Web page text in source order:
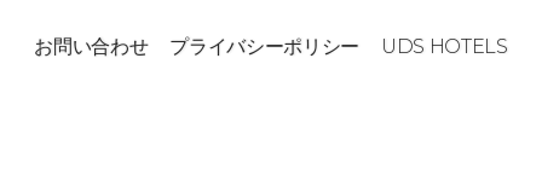
お問い合わせ プライバシーポリシー UDS HOTELS